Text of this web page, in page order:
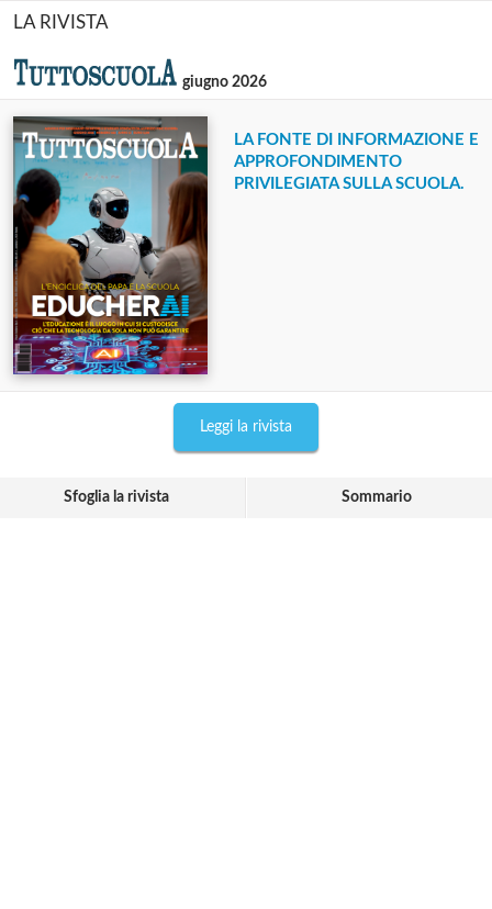
LA RIVISTA
giugno 2026
LA FONTE DI INFORMAZIONE E
APPROFONDIMENTO
PRIVILEGIATA SULLA SCUOLA.
Leggi la rivista
Sfoglia la rivista Sommario